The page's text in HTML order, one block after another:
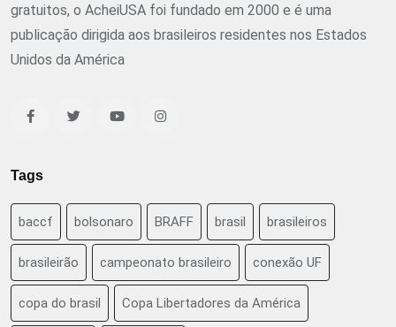
gratuitos, o AcheiUSA foi fundado em 2000 e é uma
publicação dirigida aos brasileiros residentes nos Estados
Unidos da América
Tags
baccf bolsonaro BRAFF brasil brasileiros
brasileirão campeonato brasileiro conexão UF
copa do brasil Copa Libertadores da América